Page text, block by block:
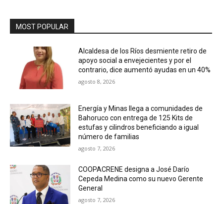
MOST POPULAR
Alcaldesa de los Ríos desmiente retiro de
apoyo social a envejecientes y por el
contrario, dice aumentó ayudas en un 40%
agosto 8, 2026
Energía y Minas llega a comunidades de
Bahoruco con entrega de 125 Kits de
estufas y cilindros beneficiando a igual
número de familias
agosto 7, 2026
COOPACRENE designa a José Darío
Cepeda Medina como su nuevo Gerente
General
agosto 7, 2026